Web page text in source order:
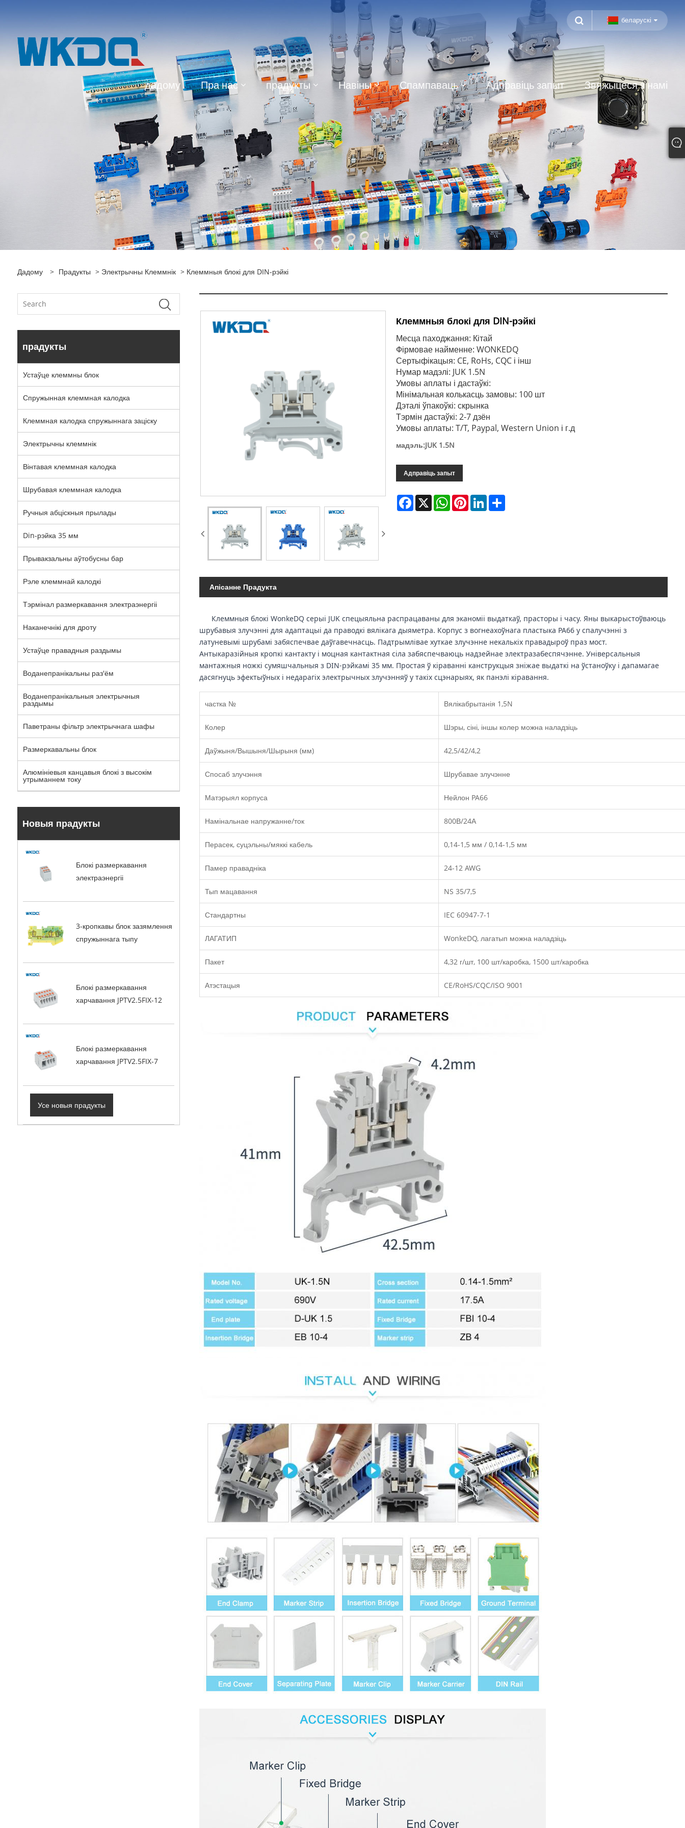
беларускі
дадому Пра нас прадукты Навіны Спампаваць Адправіць запыт Звяжыцеся з намі
Дадому > Прадукты > Электрычны Клеммнік > Клеммныя блокі для DIN-рэйкі
прадукты
Устаўце клеммны блок
Спружынная клеммная калодка
Клеммная калодка спружыннага заціску
Электрычны клеммнік
Вінтавая клеммная калодка
Шрубавая клеммная калодка
Ручныя абціскныя прылады
Din-рэйка 35 мм
Прывакзальны аўтобусны бар
Рэле клеммнай калодкі
Тэрмінал размеркавання электраэнергіі
Наканечнікі для дроту
Устаўце правадныя раздымы
Воданепранікальны раз'ём
Воданепранікальныя электрычныя
раздымы
Паветраны фільтр электрычнага шафы
Размеркавальны блок
Алюмініевыя канцавыя блокі з высокім
утрыманнем току
Новыя прадукты
Блокі размеркавання
электраэнергіі
3-кропкавы блок зазямлення
спружыннага тыпу
Блокі размеркавання
харчавання JPTV2.5FIX-12
Блокі размеркавання
харчавання JPTV2.5FIX-7
Усе новыя прадукты
Клеммныя блокі для DIN-рэйкі
Месца паходжання: Кітай
Фірмовае найменне: WONKEDQ
Сертыфікацыя: CE, RoHs, CQC і інш
Нумар мадэлі: JUK 1.5N
Умовы аплаты і дастаўкі:
Мінімальная колькасць замовы: 100 шт
Дэталі ўпакоўкі: скрынка
Тэрмін дастаўкі: 2-7 дзён
Умовы аплаты: T/T, Paypal, Western Union і г.д
мадэль:JUK 1.5N
Адправіць запыт
Facebook
X WhatsApp
PinterestLinkedIn
Апісанне Прадукта
Клеммныя блокі WonkeDQ серыі JUK спецыяльна распрацаваны для эканоміі выдаткаў, прасторы і часу. Яны выкарыстоўваюць
шрубавыя злучэнні для адаптацыі да праводкі вялікага дыяметра. Корпус з вогнеахоўнага пластыка PA66 у спалучэнні з
латуневымі шрубамі забяспечвае даўгавечнасць. Падтрымлівае хуткае злучэнне некалькіх правадыроў праз мост.
Антыкаразійныя кропкі кантакту і моцная кантактная сіла забяспечваюць надзейнае электразабеспячэнне. Універсальныя
мантажныя ножкі сумяшчальныя з DIN-рэйкамі 35 мм. Простая ў кіраванні канструкцыя зніжае выдаткі на ўстаноўку і дапамагае
дасягнуць эфектыўных і недарагіх электрычных злучэнняў у такіх сцэнарыях, як панэлі кіравання.
частка № Вялікабрытанія 1,5N
Колер Шэры, сіні, іншы колер можна наладзіць
Даўжыня/Вышыня/Шырыня (мм) 42,5/42/4,2
Спосаб злучэння Шрубавае злучэнне
Матэрыял корпуса Нейлон PA66
Намінальнае напружанне/ток 800В/24А
Перасек, суцэльны/мяккі кабель 0,14-1,5 мм / 0,14-1,5 мм
Памер правадніка 24-12 AWG
Тып мацавання NS 35/7,5
Стандартны IEC 60947-7-1
ЛАГАТИП WonkeDQ, лагатып можна наладзіць
Пакет 4,32 г/шт, 100 шт/каробка, 1500 шт/каробка
Атэстацыя CE/RoHS/CQC/ISO 9001